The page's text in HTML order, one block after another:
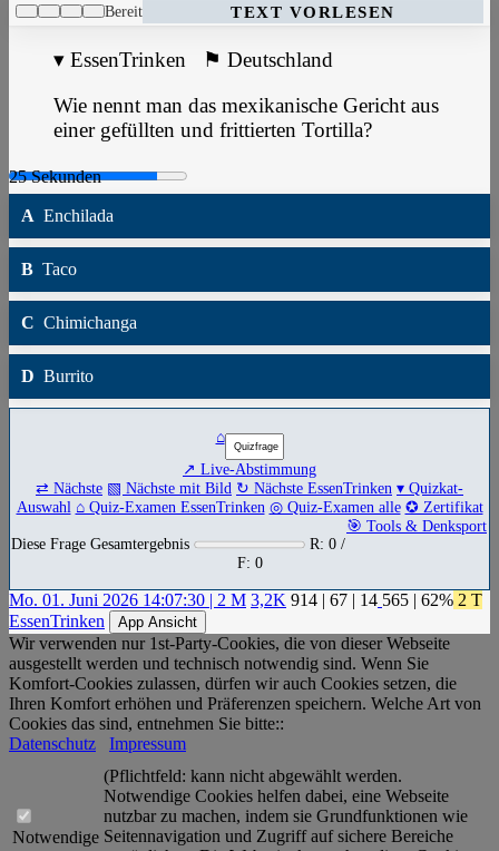
Bereit TEXT VORLESEN
▾ EssenTrinken ⚑ Deutschland
Wie nennt man das mexikanische Gericht aus
einer gefüllten und frittierten Tortilla?
A Enchilada
B Taco
C Chimichanga
D Burrito
⌂
↗ Live-Abstimmung
⇄ Nächste ▧ Nächste mit Bild ↻ Nächste EssenTrinken ▾ Quizkat-
Auswahl ⌂ Quiz-Examen EssenTrinken ◎ Quiz-Examen alle ✪ Zertifikat
🎯 Tools & Denksport
Diese Frage Gesamtergebnis
R: 0 /
F: 0
Mo. 01. Juni 2026 14:07:30 | 2 M 3,2K 914 | 67 | 14 565 | 62% 2 T
EssenTrinken
App Ansicht
Wir verwenden nur 1st-Party-Cookies, die von dieser Webseite
ausgestellt werden und technisch notwendig sind. Wenn Sie
Komfort-Cookies zulassen, dürfen wir auch Cookies setzen, die
Ihren Komfort erhöhen und Präferenzen speichern. Welche Art von
Cookies das sind, entnehmen Sie bitte::
Datenschutz
Impressum
Notwendige
(Pflichtfeld: kann nicht abgewählt werden.
Notwendige Cookies helfen dabei, eine Webseite
nutzbar zu machen, indem sie Grundfunktionen wie
Seitennavigation und Zugriff auf sichere Bereiche